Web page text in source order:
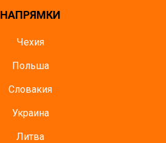
НАПРЯМКИ
Чехия
Польша
Словакия
Украина
Литва